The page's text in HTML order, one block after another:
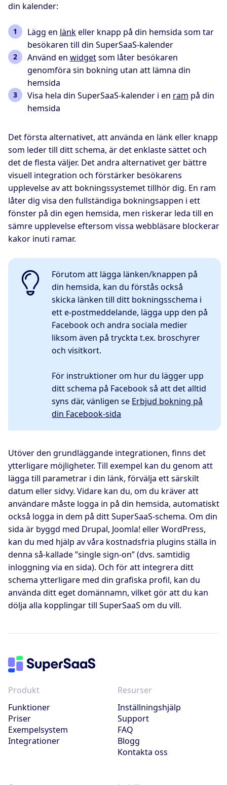
din kalender:
Lägg en länkeller knapp på din hemsida som tar
besökaren till din SuperSaaS-kalender
Använd en widgetsom låter besökaren
genomföra sin bokning utan att lämna din
hemsida
Visa hela din SuperSaaS-kalender i en ram på din
hemsida
Det första alternativet, att använda en länk eller knapp
som leder till ditt schema, är det enklaste sättet och
det de flesta väljer. Det andra alternativet ger bättre
visuell integration och förstärker besökarens
upplevelse av att bokningssystemet tillhör dig. En ram
låter dig visa den fullständiga bokningsappen i ett
fönster på din egen hemsida, men riskerar leda till en
sämre upplevelse eftersom vissa webbläsare blockerar
kakor inuti ramar.
Förutom att lägga länken/knappen på
din hemsida, kan du förstås också
skicka länken till ditt bokningsschema i
ett e-postmeddelande, lägga upp den på
Facebook och andra sociala medier
liksom även på tryckta t.ex. broschyrer
och visitkort.
För instruktioner om hur du lägger upp
ditt schema på Facebook så att det alltid
syns där, vänligen se Erbjud bokning på
din Facebook-sida
Utöver den grundläggande integrationen, finns det
ytterligare möjligheter. Till exempel kan du genom att
lägga till parametrar i din länk, förvälja ett särskilt
datum eller sidvy. Vidare kan du, om du kräver att
användare måste logga in på din hemsida, automatiskt
också logga in dem på ditt SuperSaaS-schema. Om din
sida är byggd med Drupal, Joomla! eller WordPress,
kan du med hjälp av våra kostnadsfria plugins ställa in
denna så-kallade ”single sign-on” (dvs. samtidig
inloggning via en sida). Och för att integrera ditt
schema ytterligare med din grafiska profil, kan du
använda ditt eget domännamn, vilket gör att du kan
dölja alla kopplingar till SuperSaaS om du vill.
Produkt
Funktioner
Priser
Exempelsystem
Integrationer
Resurser
Inställningshjälp
Support
FAQ
Blogg
Kontakta oss